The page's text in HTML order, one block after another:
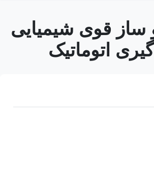
ساز قوی شیمیایی
اتوماتیک